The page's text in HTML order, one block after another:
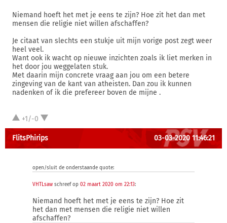
Niemand hoeft het met je eens te zijn? Hoe zit het dan met
mensen die religie niet willen afschaffen?
Je citaat van slechts een stukje uit mijn vorige post zegt weer
heel veel.
Want ook ik wacht op nieuwe inzichten zoals ik liet merken in
het door jou weggelaten stuk.
Met daarin mijn concrete vraag aan jou om een betere
zingeving van de kant van atheisten. Dan zou ik kunnen
nadenken of ik die prefereer boven de mijne .
+1/-0
FlitsPhirips 03-03-2020 11:46:21
open/sluit de onderstaande quote:
VHTLsaw schreef op 02 maart 2020 om 22:13:
Niemand hoeft het met je eens te zijn? Hoe zit
het dan met mensen die religie niet willen
afschaffen?